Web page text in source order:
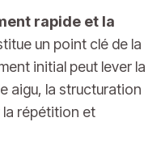
rapide et la
un point clé de la
initial peut lever la
aigu, la structuration
la répétition et